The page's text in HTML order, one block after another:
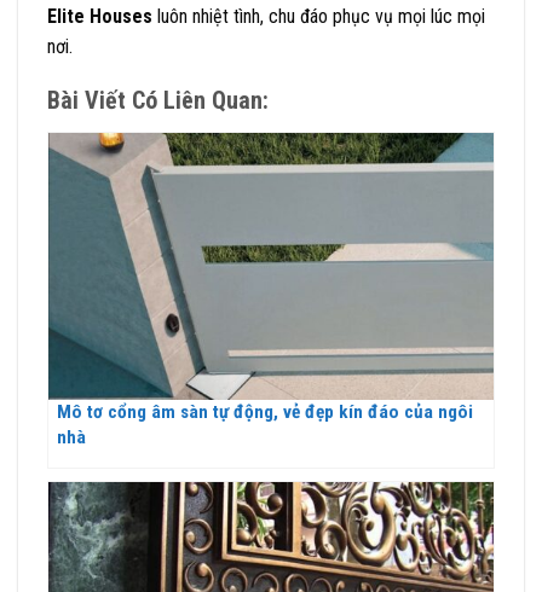
Elite Houses luôn nhiệt tình, chu đáo phục vụ mọi lúc mọi
nơi.
Bài Viết Có Liên Quan:
Mô tơ cổng âm sàn tự động, vẻ đẹp kín đáo của ngôi
nhà